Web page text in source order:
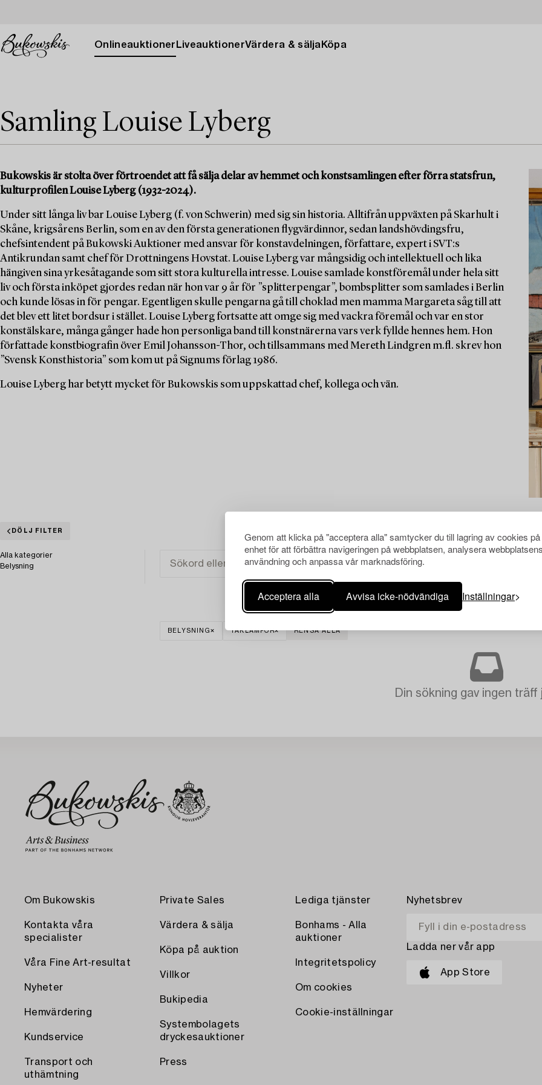
Genom att klicka på "acceptera alla" samtycker du till lagring av cookies
enhet för att förbättra navigeringen på webbplatsen, analysera
användning och anpassa vår marknadsföring.
Acceptera alla Avvisa icke-nödvändiga Inställningar
Onlineauktioner LiveauktionerVärdera & sälja Köpa
Samling Louise Lyberg
Bukowskis är stolta över förtroendet att få sälja delar av hemmet och konstsamlingen efter förra statsfrun,
kulturprofilen Louise Lyberg (1932-2024).
Under sitt långa liv bar Louise Lyberg (f. von Schwerin) med sig sin historia. Alltifrån uppväxten på Skarhult i
Skåne, krigsårens Berlin, som en av den första generationen flygvärdinnor, sedan landshövdingsfru,
chefsintendent på Bukowski Auktioner med ansvar för konstavdelningen, författare, expert i SVT:s
Antikrundan samt chef för Drottningens Hovstat. Louise Lyberg var mångsidig och intellektuell och lika
hängiven sina yrkesåtagande som sitt stora kulturella intresse. Louise samlade konstföremål under hela sitt
liv och första inköpet gjordes redan när hon var 9 år för ”splitterpengar”, bombsplitter som samlades i Berlin
och kunde lösas in för pengar. Egentligen skulle pengarna gå till choklad men mamma Margareta såg till att
det blev ett litet bordsur i stället. Louise Lyberg fortsatte att omge sig med vackra föremål och var en stor
konstälskare, många gånger hade hon personliga band till konstnärerna vars verk fyllde hennes hem. Hon
författade konstbiografin över Emil Johansson-Thor, och tillsammans med Mereth Lindgren m.fl. skrev hon
”Svensk Konsthistoria” som kom ut på Signums förlag 1986.
Louise Lyberg har betytt mycket för Bukowskis som uppskattad chef, kollega och vän.
DÖLJ FILTER
Alla kategorier
Belysning
BELYSNING TAKLAMPOR RENSA ALLA
Din sökning gav ingen träff
Om Bukowskis
Kontakta våra
specialister
Våra Fine Art-resultat
Nyheter
Hemvärdering
Kundservice
Transport och
uthämtning
Private Sales
Värdera & sälja
Köpa på auktion
Villkor
Bukipedia
Systembolagets
dryckesauktioner
Press
Lediga tjänster
Bonhams - Alla
auktioner
Integritetspolicy
Om cookies
Cookie-inställningar
Nyhetsbrev
Ladda ner vår app
App Store